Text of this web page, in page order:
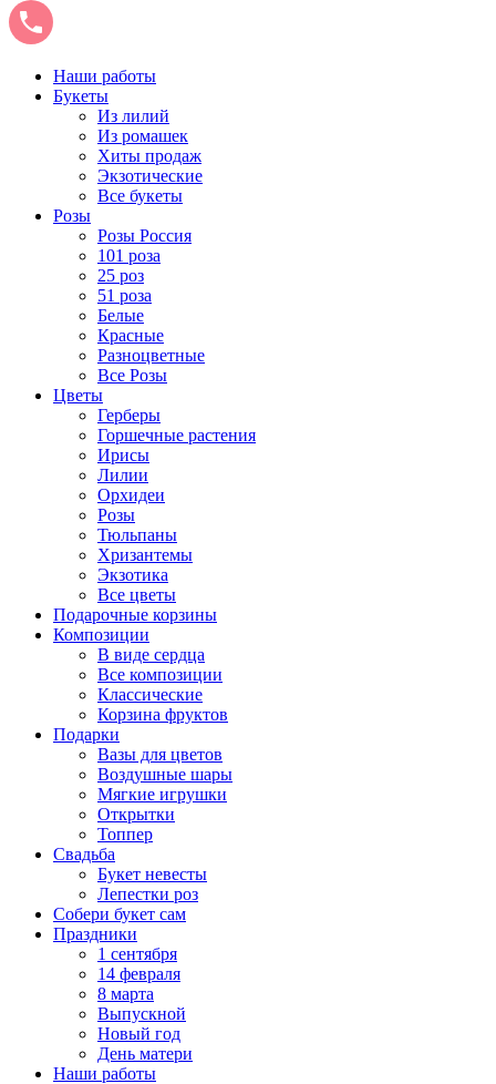
Наши работы
Букеты
Из лилий
Из ромашек
Хиты продаж
Экзотические
Все букеты
Розы
Розы Россия
101 роза
25 роз
51 роза
Белые
Красные
Разноцветные
Все Розы
Цветы
Герберы
Горшечные растения
Ирисы
Лилии
Орхидеи
Розы
Тюльпаны
Хризантемы
Экзотика
Все цветы
Подарочные корзины
Композиции
В виде сердца
Все композиции
Классические
Корзина фруктов
Подарки
Вазы для цветов
Воздушные шары
Мягкие игрушки
Открытки
Топпер
Свадьба
Букет невесты
Лепестки роз
Собери букет сам
Праздники
1 сентября
14 февраля
8 марта
Выпускной
Новый год
День матери
Наши работы